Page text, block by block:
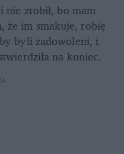
zrobił, bo mam
że im smakuje, robię
byli zadowoleni, i
na koniec.